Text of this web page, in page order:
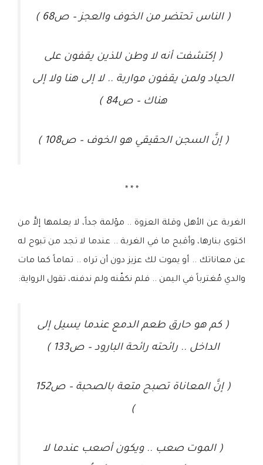
( الناس تحتضر من الخوف والعجز – ص68 )
( إكتشفت أنه لا وطن للذين يقفون على
الحياد ولمن يقفون مواربة .. لا إلى هنا ولا إلى
هناك – ص84 )
( إنَّ السجن الحقيقي هو الخوف – ص108 )
* * *
الغربة عن الأهل وقلة العزوة .. مؤلمة جداً، لا يعلمها إلاَّ من
اكتوى بنارها، وأقبح ما في الغربة .. عندما لا تجد من تبوح له
عن معاناتك .. أو يموت لك عزيز دون أن تراه .. تماماً كما مات
والدي مُغترباً في اليمن .. فلم نكفّنه ولم ندفنه، تقول الرواية:
( كم هو حارق طعم الدمع عندما يسيل إلى
الداخل .. رائحته رائحة البارود – ص133 )
( إنَّ المعاناة تصبح متعة بالصحبة – ص152
)
( الموت صعب .. ويكون أصعب عندما لا